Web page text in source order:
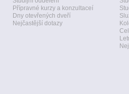
Přípravné kurzy a konzultaceí
Dny otevřených dveří
Nejčastější dotazy